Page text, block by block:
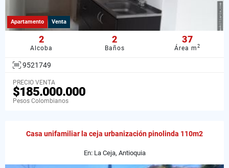
Apartamento Venta
2
Alcoba
2
Baños
37
Área m2
9521749
PRECIO VENTA
$185.000.000
Pesos Colombianos
Casa unifamiliar la ceja urbanización pinolinda 110m2
En: La Ceja, Antioquia